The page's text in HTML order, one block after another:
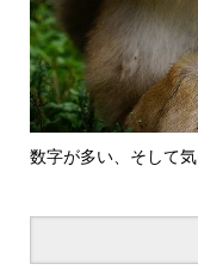
数字が多い、そして